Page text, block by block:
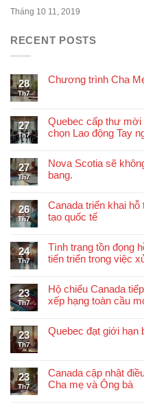
Tháng 10 11, 2019
RECENT POSTS
28
Th7
Chương trình Cha
27
Th7
Quebec cấp thư mời
chọn Lao động Tay
27
Th7
Nova Scotia sẽ
bang.
26
Th7
Canada triển khai
tạo quốc tế
24
Th7
Tình trạng tồn đọng
tiến triển trong việc
23
Th7
Hộ chiếu Canada
xếp hạng toàn cầu
23
Th7
Quebec đạt giới hạn
23
Th7
Canada cập nhật
Cha mẹ và Ông bà